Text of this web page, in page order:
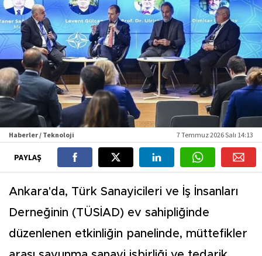
Haberler / Teknoloji 7 Temmuz 2026 Salı 14:13
PAYLAŞ
Ankara'da, Türk Sanayicileri ve İş İnsanları
Derneğinin (TÜSİAD) ev sahipliğinde
düzenlenen etkinliğin panelinde, müttefikler